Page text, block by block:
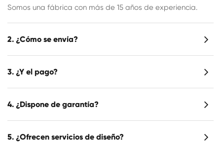
Somos una fábrica con más de 15 años de experiencia.
2. ¿Cómo se envía?
3. ¿Y el pago?
4. ¿Dispone de garantía?
5. ¿Ofrecen servicios de diseño?